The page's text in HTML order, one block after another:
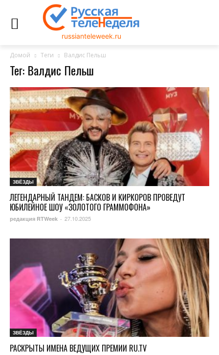
russianteleweek.ru
Домой Теги Валдис Пельш
Тег: Валдис Пельш
ЗВЁЗДЫ
ЛЕГЕНДАРНЫЙ ТАНДЕМ: БАСКОВ И КИРКОРОВ ПРОВЕДУТ
ЮБИЛЕЙНОЕ ШОУ «ЗОЛОТОГО ГРАММОФОНА»
редакция RTWeek - 27.10.2025
ЗВЁЗДЫ
РАСКРЫТЫ ИМЕНА ВЕДУЩИХ ПРЕМИИ RU.TV